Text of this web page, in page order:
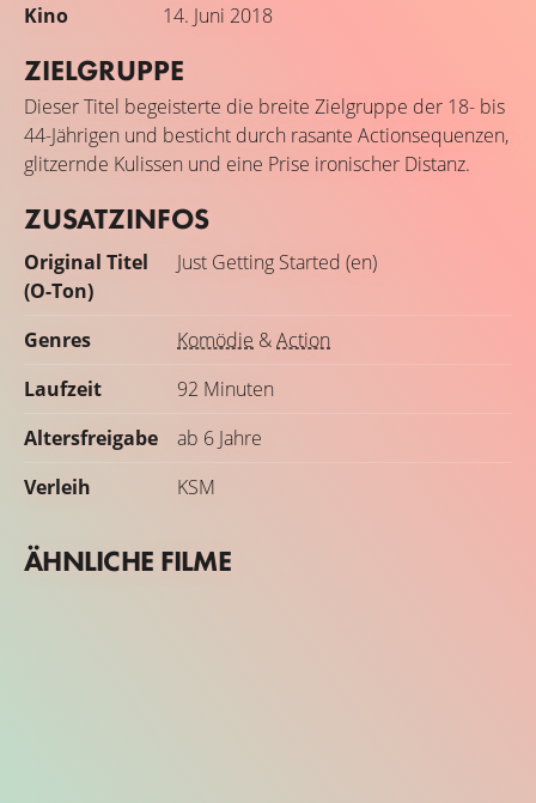
Kino 14. Juni 2018
ZIELGRUPPE
Dieser Titel begeisterte die breite Zielgruppe der 18- bis
44-Jährigen und besticht durch rasante Actionsequenzen,
glitzernde Kulissen und eine Prise ironischer Distanz.
ZUSATZINFOS
Original Titel
(O-Ton)
Just Getting Started (en)
Genres Komödie &Action
Laufzeit
92 Minuten
Altersfreigabe
ab 6 Jahre
Verleih
KSM
ÄHNLICHE FILME